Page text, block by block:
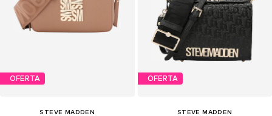
OFERTA
STEVE MADDEN
OFERTA
STEVE MADDEN